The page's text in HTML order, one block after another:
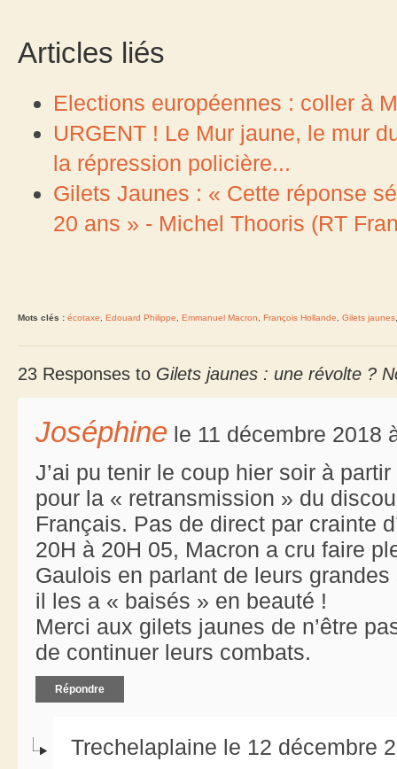
Articles liés
Elections européennes : coller à
URGENT ! Le Mur jaune, le mur
la répression policière...
Gilets Jaunes : « Cette réponse
20 ans » - Michel Thooris (RT
Mots clés : écotaxe Edouard Philippe Emmanuel Macron François Hollande Gilets jaunes
23 Responses to Gilets jaunes : une révolte ?
Joséphine le 11 décembre 2018
J’ai pu tenir le coup hier soir à
pour la « retransmission » du
Français. Pas de direct par crainte
20H à 20H 05, Macron a cru faire
Gaulois en parlant de leurs
il les a « baisés » en beauté !
Merci aux gilets jaunes de n’être
de continuer leurs combats.
Répondre
Trechelaplaine le 12 décembre